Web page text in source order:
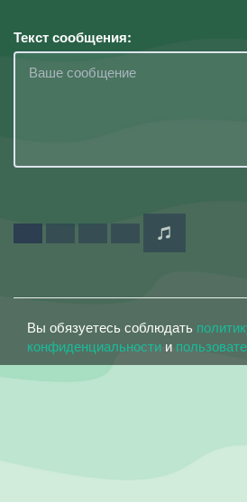
Текст сообщения:
Вы обязуетесь соблюдать
конфиденциальности и